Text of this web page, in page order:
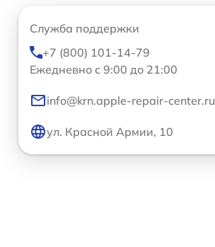
Служба поддержки
+7 (800) 101-14-79
Ежедневно с 9:00 до 21:00
info@krn.apple-repair-center.ru
ул. Красной Армии, 10